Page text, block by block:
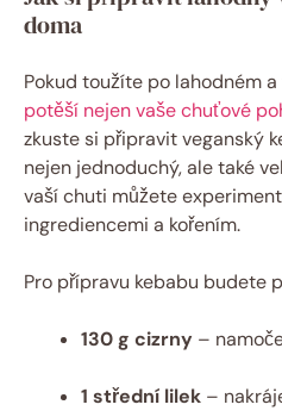
doma
Pokud toužíte po lahodném
potěší nejen vaše chuťové
zkuste si připravit veganský
nejen jednoduchý, ale také
vaší chuti můžete
ingrediencemi a kořením.
Pro přípravu kebabu budete
130 g cizrny –
1 střední lilek –